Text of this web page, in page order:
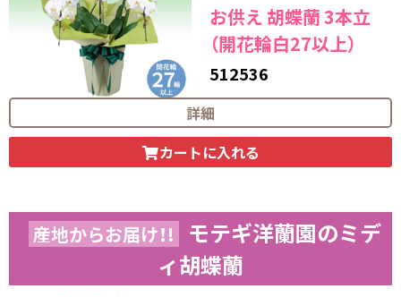
お供え 胡蝶蘭 3本立
（開花輪白27以上）
512536
29,700
詳細
カートに入れる
産地からお届け！!
モテギ洋蘭園のミデ
ィ胡蝶蘭